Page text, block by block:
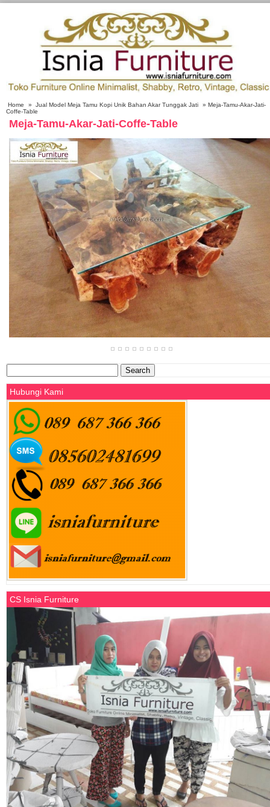
Home » Jual Model Meja Tamu Kopi Unik Bahan Akar Tunggak Jati
» Meja-Tamu-Akar-Jati-
Coffe-Table
Meja-Tamu-Akar-Jati-Coffe-Table
for:
Hubungi Kami
CS Isnia Furniture